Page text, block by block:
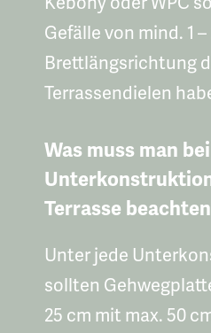
Gefälle von mind. 1 –
Brettlängsrichtung
Terrassendielen
Was muss man
Terrasse
Unter jede
sollten
25 cm mit max. 50